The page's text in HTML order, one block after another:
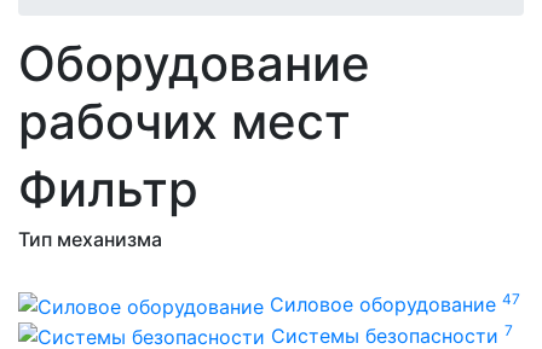
Оборудование
рабочих мест
Фильтр
Тип механизма
Силовое оборудование 47
Системы безопасности 7